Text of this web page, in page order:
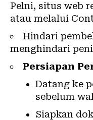
Pelni, situs web
atau melalui
Hindari
menghindari
Persiapan
Datang ke
sebelum
Siapkan